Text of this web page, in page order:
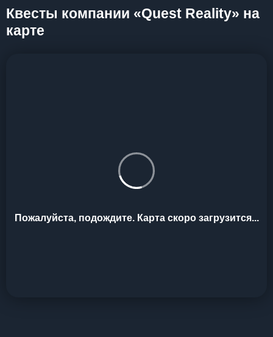
Квесты компании «Quest Reality» на
карте
Пожалуйста, подождите. Карта скоро загрузится...